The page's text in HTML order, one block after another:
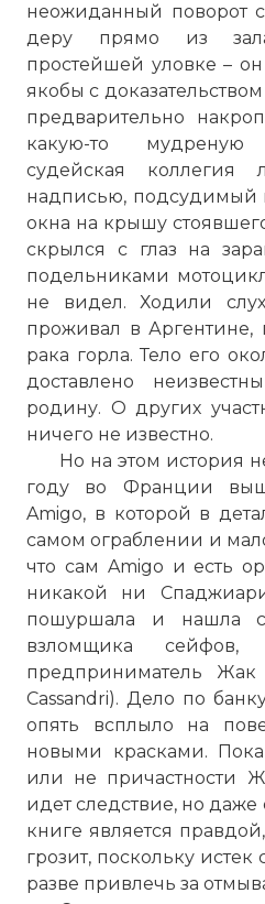
неожиданный поворот
деру прямо из
простейшей уловке –
якобы с
предварительно
какую-то
судейская коллегия
надписью, подсудимый
окна на крышу
скрылся с глаз на
подельниками
не видел. Ходили
проживал в Аргентине,
рака горла. Тело его
доставлено
родину. О других
ничего не известно.
Но на этом история
году во Франции
Amigo, в которой в
самом ограблении и
что сам Amigo и есть
никакой ни
пошуршала и нашла
взломщика сейфов,
предприниматель Жак
Cassandri). Дело по
опять всплыло на
новыми красками.
или не причастности
идет следствие, но
книге является
грозит, поскольку истек
разве привлечь за
Очередь перед
Societe Generale. 20
Фото статьи: